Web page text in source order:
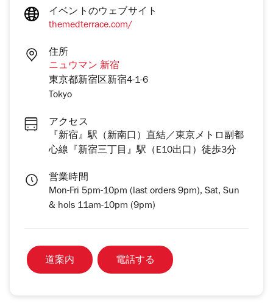
イベントのウェブサイト
themedterrace.com/
住所
ニュウマン 新宿
東京都新宿区新宿4-1-6
Tokyo
アクセス
『新宿』駅（新南口）直結／東京メトロ副都
心線『新宿三丁目』駅（E10出口）徒歩3分
営業時間
Mon-Fri 5pm-10pm (last orders 9pm), Sat, Sun
& hols 11am-10pm (9pm)
道案内 電話する